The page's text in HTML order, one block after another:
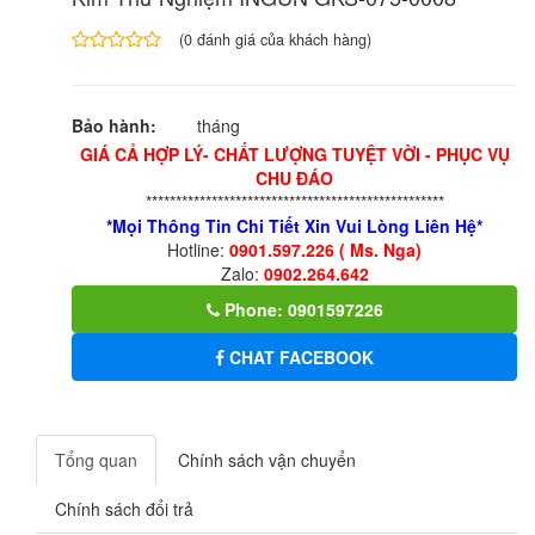
dựa
trên
đánh
(0 đánh giá của khách hàng)
Bảo hành:
tháng
GIÁ CẢ HỢP LÝ- CHẤT LƯỢNG TUYỆT VỜI - PHỤC VỤ
CHU ĐÁO
**************************************************
*Mọi Thông Tin Chi Tiết Xin Vui Lòng Liên Hệ*
Hotline: 0901.597.226 ( Ms. Nga)
Zalo: 0902.264.642
Phone: 0901597226
CHAT FACEBOOK
Tổng quan Chính sách vận chuyển
Chính sách đổi trả